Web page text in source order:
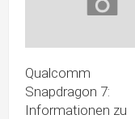
Qualcomm
Snapdragon 7:
Informationen zu